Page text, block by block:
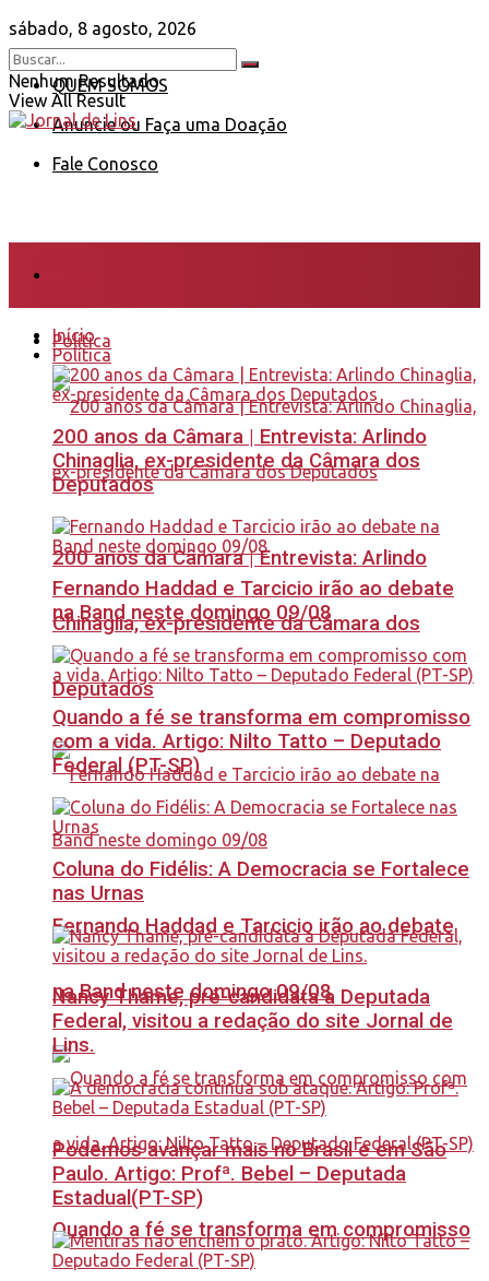
sábado, 8 agosto, 2026
QUEM SOMOS
Anuncie ou Faça uma Doação
Fale Conosco
Nenhum Resultado
View All Result
Política
200 anos da Câmara | Entrevista: Arlindo
Chinaglia, ex-presidente da Câmara dos
Deputados
Fernando Haddad e Tarcicio irão ao debate
na Band neste domingo 09/08
Quando a fé se transforma em compromisso
Início
Política
200 anos da Câmara | Entrevista: Arlindo
Chinaglia, ex-presidente da Câmara dos
Deputados
Fernando Haddad e Tarcicio irão ao debate
na Band neste domingo 09/08
Quando a fé se transforma em compromisso
com a vida. Artigo: Nilto Tatto – Deputado
Federal (PT-SP)
Coluna do Fidélis: A Democracia se Fortalece
nas Urnas
Nancy Thame, pré-candidata a Deputada
Federal, visitou a redação do site Jornal de
Lins.
Podemos avançar mais no Brasil e em São
Paulo. Artigo: Profª. Bebel – Deputada
Estadual(PT-SP)